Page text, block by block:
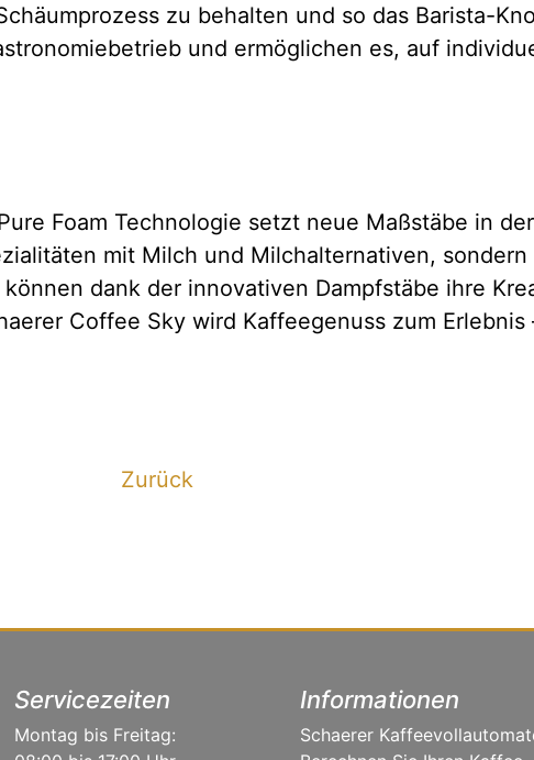
zu behalten und so das Barista-
und ermöglichen es, auf
Foam Technologie setzt neue Maßstäbe in
mit Milch und Milchalternativen,
dank der innovativen Dampfstäbe ihre
Coffee Sky wird Kaffeegenuss zum Erlebnis
Zurück
Servicezeiten
Montag bis Freitag:
Informationen
Schaerer